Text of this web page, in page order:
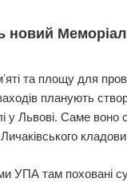
новий
та площу для
планують
у Львові. Саме воно
УПА там поховані